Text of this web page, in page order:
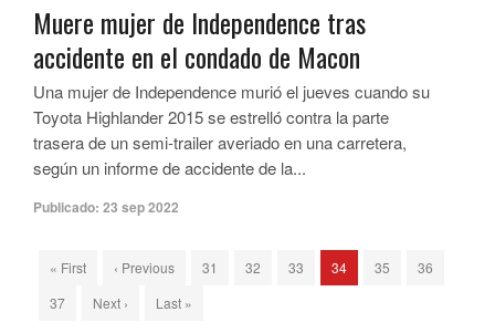
Muere mujer de Independence tras
accidente en el condado de Macon
Una mujer de Independence murió el jueves cuando su
Toyota Highlander 2015 se estrelló contra la parte
trasera de un semi-trailer averiado en una carretera,
según un informe de accidente de la...
Publicado: 23 sep 2022
« First ‹ Previous 31 32 33 34 35
36
37
Next › Last »